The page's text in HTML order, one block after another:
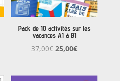
Pack de 10 activités sur les
vacances A1 à B1
37,00€ Le
initial
25,00€Le
actuel